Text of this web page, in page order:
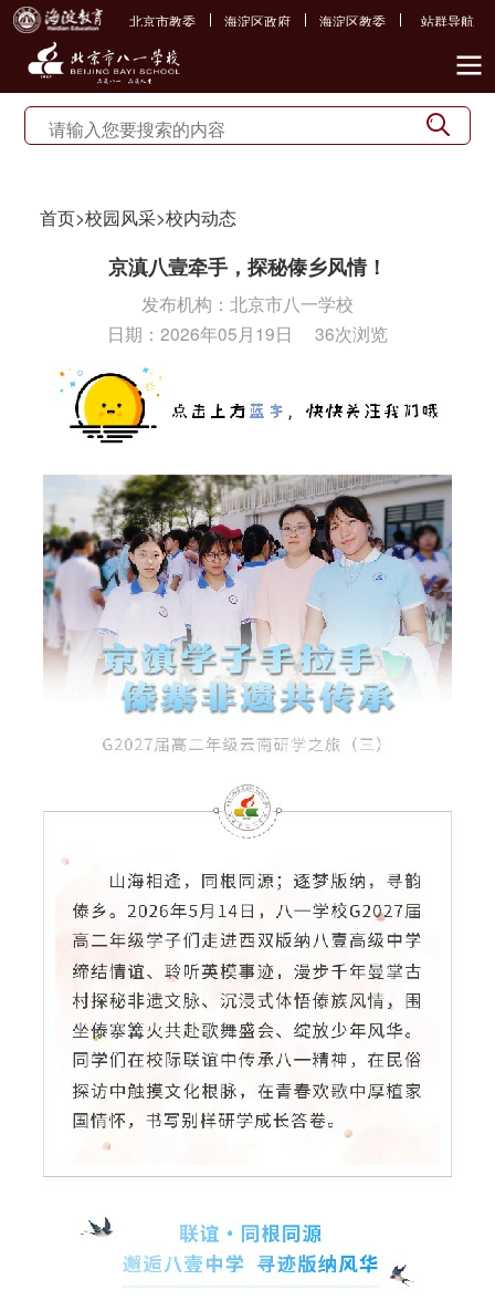
北京市教委 海淀区政府 海淀区教委 站群导航
首页>校园风采>校内动态
京滇八壹牵手，探秘傣乡风情！
发布机构： 北京市八一学校
日期： 2026年05月19日 36次浏览